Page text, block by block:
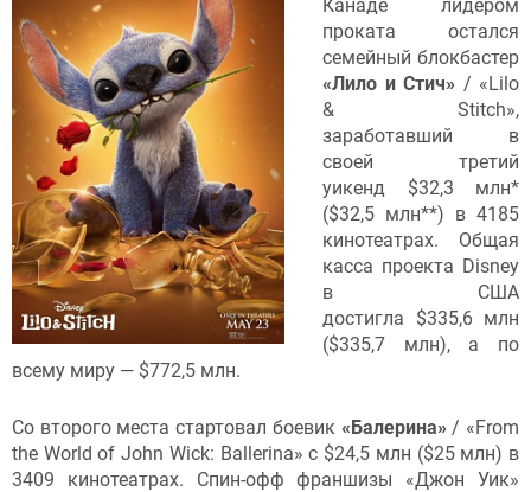
Канаде лидером
проката остался
семейный блокбастер
«Лило и Стич» / «Lilo
& Stitch»,
заработавший в
своей третий
уикенд $32,3 млн*
($32,5 млн**) в 4185
кинотеатрах. Общая
касса проекта Disney
в США
достигла $335,6 млн
($335,7 млн), а по
всему миру — $772,5 млн.
Со второго места стартовал боевик «Балерина» / «From
the World of John Wick: Ballerina» с $24,5 млн ($25 млн) в
3409 кинотеатрах. Спин-офф франшизы «Джон Уик»